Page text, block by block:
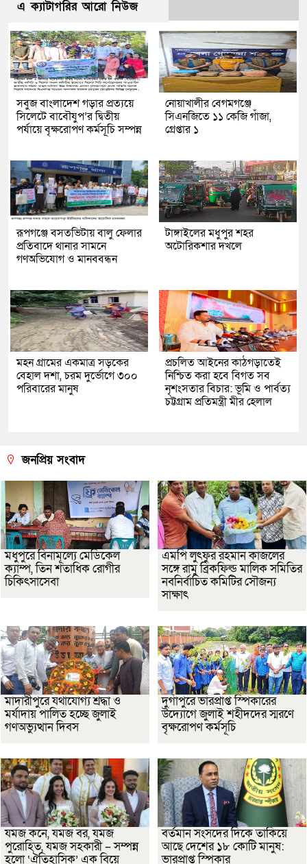
এ ক্যাটাগরির আরো নিউজ
সবুজ বাংলাদেশ গড়ার প্রত্যয়ে
সিলেটে বাবৌযুপ’র দ্বিতীয়
পর্যায়ে বৃক্ষরোপণ কর্মসূচি সম্পন্ন
নোয়াখালীর বেগমগঞ্জে
সিএনজিতে ১১ কেজি গাঁজা,
গ্রেপ্তার ১
রূপগঞ্জে বসতভিটায় বালু ফেলার
প্রতিবাদে থানার সামনে
গণঅভিযোগ ও মানববন্ধন
টাঙ্গাইলের মধুপুর শহর
অটোরিকশার দখলে
মহন গ্রামের একমাত্র সড়কের
বেহাল দশা, চরম দুর্ভোগে ৩০০
পরিবারের মানুষ
প্রচলিত আইনের কাঠগড়াতেই
নিশ্চিত করা হবে বিগত সব
নৃশংসতার বিচার: ভূমি ও পার্বত্য
চট্টগ্রাম প্রতিমন্ত্রী মীর হেলাল
জনপ্রিয় সংবাদ
মধুপুরে বিনামূল্যে মেডিকেল
ক্যাম্প, তিন শতাধিক রোগীর
চিকিৎসাসেবা
এমপি লুৎফুর রহমান কাজলের
সঙ্গে রামু ব্রিকফিল্ড মালিক সমিতির
নবনির্বাচিত কমিটির সৌজন্য
সাক্ষাৎ
মাদারীপুরে যথাযোগ্য শ্রদ্ধা ও
মর্যাদায় পালিত হচ্ছে জুলাই
গণঅভ্যুত্থান দিবস
দুর্গাপুরে ভারপ্রাপ্ত স্পিকারের
উদ্যোগে জুলাই শহীদদের স্মরণে
বৃক্ষরোপণ কর্মসূচি
যমজ কনে, যমজ বর, যমজ
পুরোহিত, যমজ সহকারী – সম্পন্ন
হলো ‘ঐতিহাসিক’ এক বিয়ে
বর্তমান সংসদের দিকে তাকিয়ে
আছে দেশের ১৮ কোটি মানুষ:
ভারপ্রাপ্ত স্পিকার